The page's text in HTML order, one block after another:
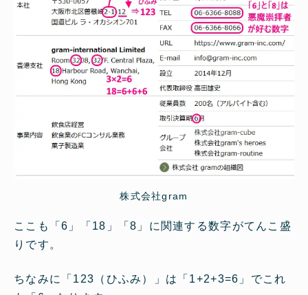
株式会社gram
ここも「6」「18」「8」に関連する数字がてんこ盛
りです。
ちなみに「123（ひふみ）」は「1+2+3=6」でこれ